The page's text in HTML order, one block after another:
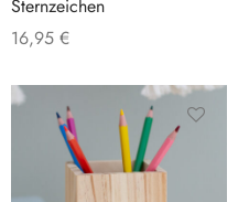
Sternzeichen
16,95 €